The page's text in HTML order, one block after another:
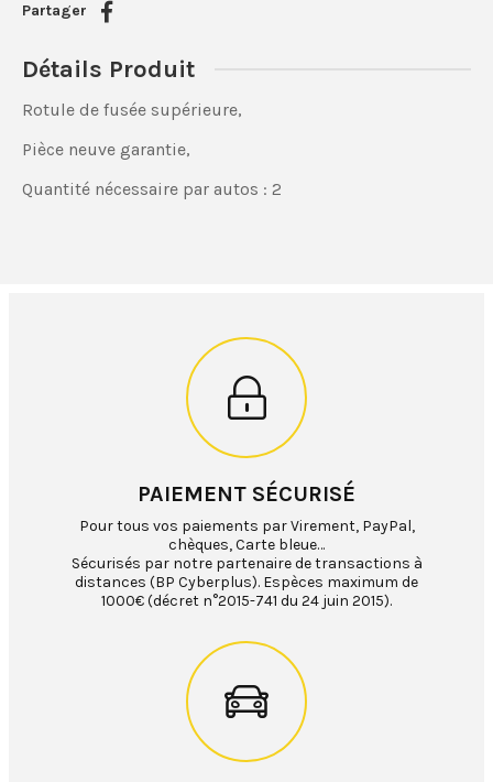
Partager
Détails Produit
Rotule de fusée supérieure,
Pièce neuve garantie,
Quantité nécessaire par autos : 2
PAIEMENT SÉCURISÉ
Pour tous vos paiements par Virement, PayPal,
chèques, Carte bleue…
Sécurisés par notre partenaire de transactions à
distances (BP Cyberplus). Espèces maximum de
1000€ (décret n°2015-741 du 24 juin 2015).